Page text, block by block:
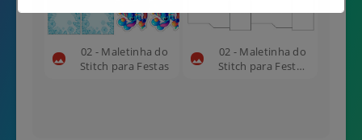
02 - Maletinha do
Stitch para Festas
02 - Maletinha do
Stitch para Festas
Não mostrar novamente